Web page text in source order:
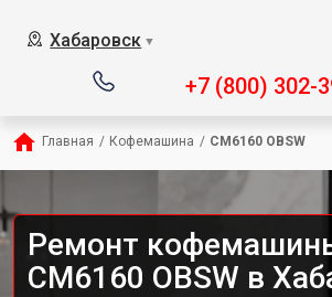
Хабаровск ▼
+7 (800) 302-
Главная / Кофемашина / CM6160 OBSW
Ремонт
CM6160 OBSW в